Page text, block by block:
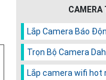
CAMERA
Lắp Camera Báo
Trọn Bộ Camera
Lắp camera wifi hot